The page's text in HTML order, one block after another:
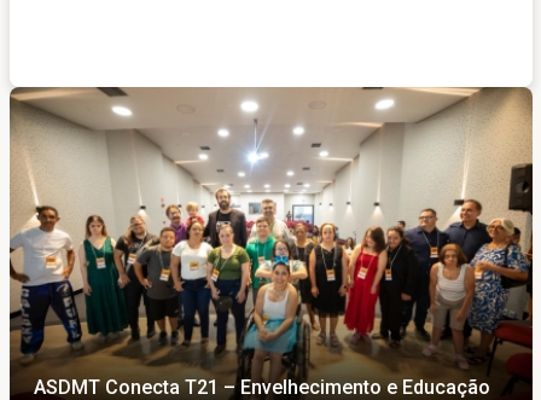
ASDMT Conecta T21 – Envelhecimento e Educação